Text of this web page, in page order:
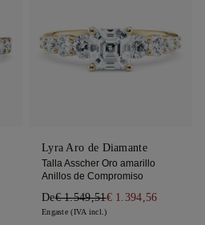
Lyra Aro de Diamante
Talla Asscher Oro amarillo
Anillos de Compromiso
De€ 1.549,51€ 1.394,56
Engaste (IVA incl.)